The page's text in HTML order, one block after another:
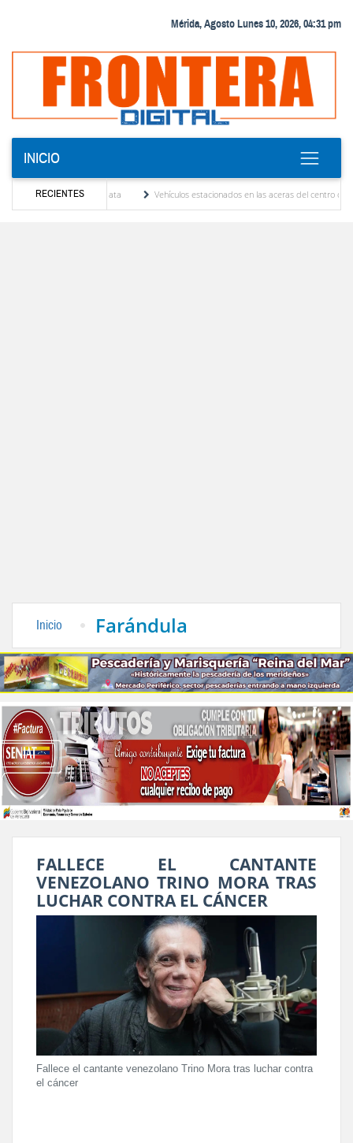
Mérida, Agosto Lunes 10, 2026, 04:31 pm
INICIO
RECIENTES
Younes en Ayapata
Vehículos estacionados en las aceras del centro de Mérida
Inicio Farándula
FALLECE EL CANTANTE
VENEZOLANO TRINO MORA TRAS
LUCHAR CONTRA EL CÁNCER
Fallece el cantante venezolano Trino Mora tras luchar contra
el cáncer